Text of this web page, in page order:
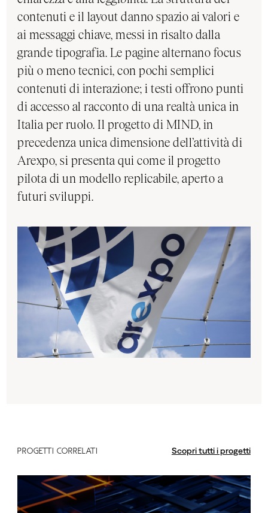
contenuti e il layout danno spazio ai valori e
ai messaggi chiave, messi in risalto dalla
grande tipografia. Le pagine alternano focus
più o meno tecnici, con pochi semplici
contenuti di interazione; i testi offrono punti
di accesso al racconto di una realtà unica in
Italia per ruolo. Il progetto di MIND, in
precedenza unica dimensione dell’attività di
Arexpo, si presenta qui come il progetto
pilota di un modello replicabile, aperto a
futuri sviluppi.
PROGETTI CORRELATI Scopri tutti i progetti